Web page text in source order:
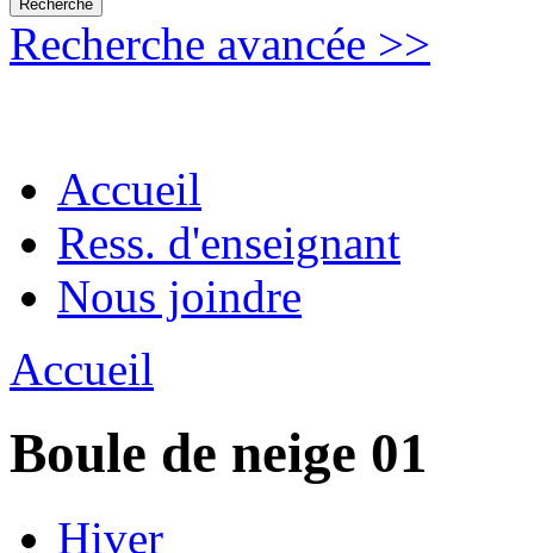
Recherche avancée >>
Accueil
Ress. d'enseignant
Nous joindre
Accueil
Boule de neige 01
Hiver